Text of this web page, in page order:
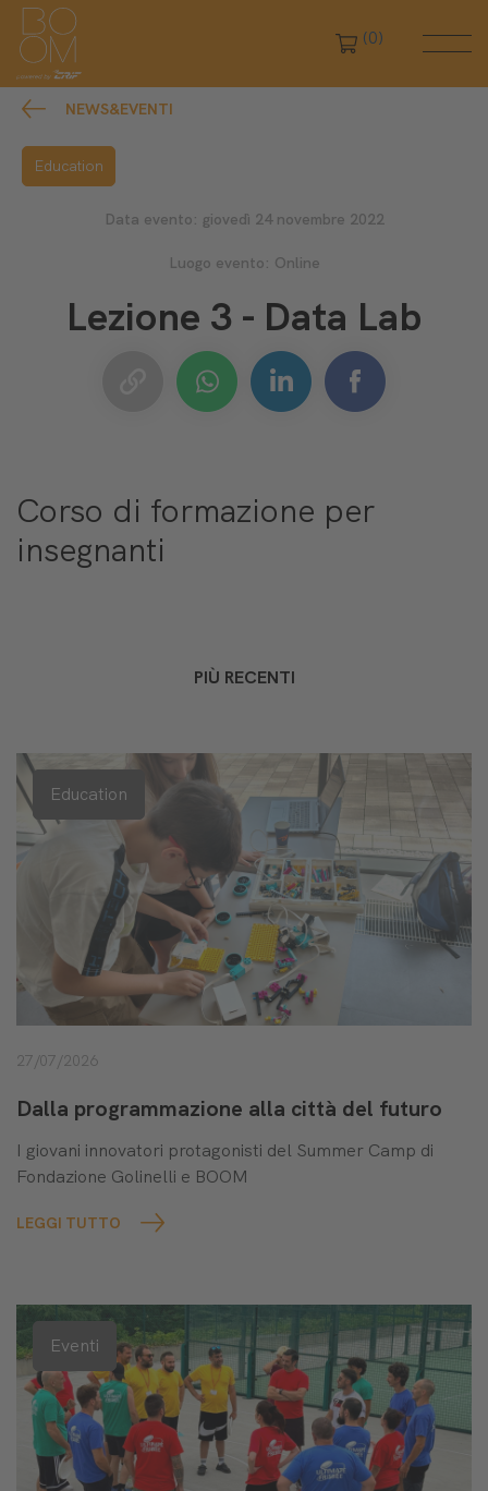
(0)
NEWS&EVENTI
Education
Data evento: giovedì 24 novembre 2022
Luogo evento: Online
Lezione 3 - Data Lab
Corso di formazione per
insegnanti
PIÙ RECENTI
Education
27/07/2026
Dalla programmazione alla città del futuro
I giovani innovatori protagonisti del Summer Camp di
Fondazione Golinelli e BOOM
LEGGI TUTTO
Eventi